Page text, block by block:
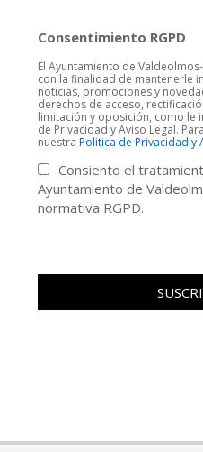
Consentimiento RGPD
El Ayuntamiento de
con la finalidad de mantenerle
noticias, promociones y
derechos de acceso,
limitación y oposición, como le
de Privacidad y Aviso Legal.
nuestra Politica de Privacidad y
Consiento el
Ayuntamiento de
normativa RGPD.